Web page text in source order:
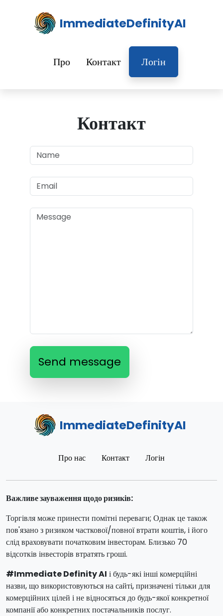
ImmediateDefinityAI
Про Контакт Логін
Контакт
Send message
ImmediateDefinityAI
Про нас Контакт Логін
Важливе зауваження щодо ризиків:
Торгівля може принести помітні переваги; Однак це також
пов'язано з ризиком часткової/повної втрати коштів, і його
слід враховувати початковим інвесторам. Близько 70
відсотків інвесторів втратять гроші.
#Immediate Definity AI і будь-які інші комерційні
назви, що використовуються на сайті, призначені тільки для
комерційних цілей і не відносяться до будь-якої конкретної
компанії або конкретних постачальників послуг.